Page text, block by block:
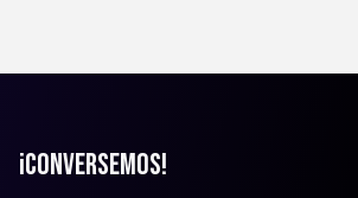
¡Conversemos!